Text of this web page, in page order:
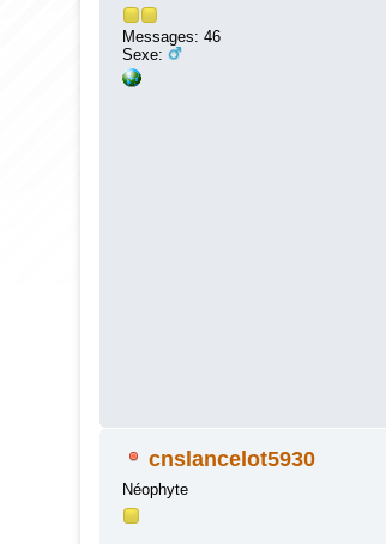
Messages: 46
Sexe:
cnslancelot5930
Néophyte